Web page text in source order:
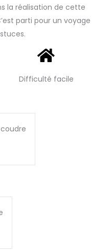
la réalisation de cette
parti pour un voyage
Difficulté facile